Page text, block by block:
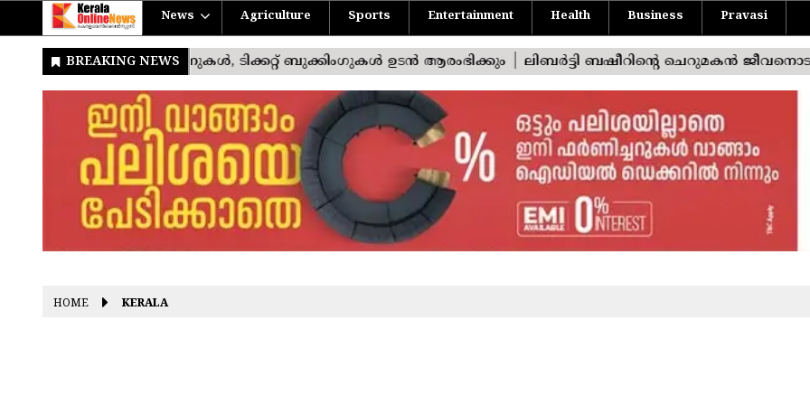
News Agriculture Sports Entertainment Health Business Pravasi
HOME KERALA